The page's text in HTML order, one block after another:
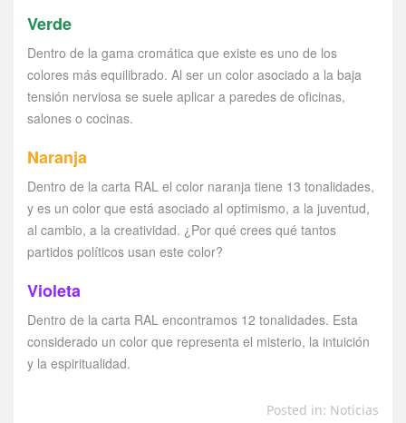
Verde
Dentro de la gama cromática que existe es uno de los
colores más equilibrado. Al ser un color asociado a la baja
tensión nerviosa se suele aplicar a paredes de oficinas,
salones o cocinas.
Naranja
Dentro de la carta RAL el color naranja tiene 13 tonalidades,
y es un color que está asociado al optimismo, a la juventud,
al cambio, a la creatividad. ¿Por qué crees qué tantos
partidos políticos usan este color?
Violeta
Dentro de la carta RAL encontramos 12 tonalidades. Esta
considerado un color que representa el misterio, la intuición
y la espiritualidad.
Posted in: Noticias